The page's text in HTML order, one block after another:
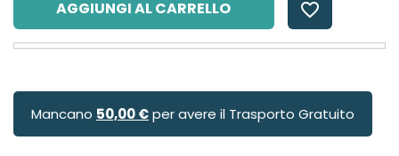
AGGIUNGI AL CARRELLO favorite_border
Mancano 50,00 €per avere il Trasporto Gratuito